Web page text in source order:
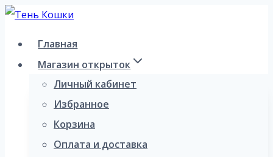
Перейти
содержимому
Главная
Магазин открыток
Личный кабинет
Избранное
Корзина
Оплата и доставка